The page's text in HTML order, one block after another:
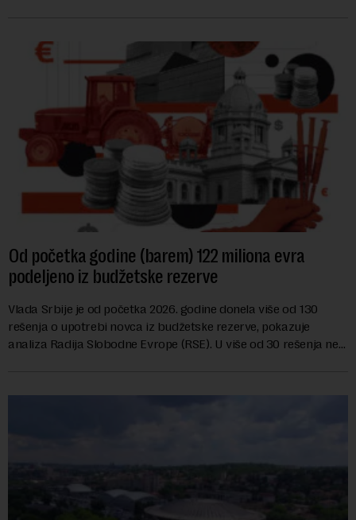
Od početka godine (barem) 122 miliona evra
podeljeno iz budžetske rezerve
Vlada Srbije je od početka 2026. godine donela više od 130
rešenja o upotrebi novca iz budžetske rezerve, pokazuje
analiza Radija Slobodne Evrope (RSE). U više od 30 rešenja ne